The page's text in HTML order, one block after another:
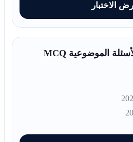
الاختبار
اختبار شامل لجميع الأسئلة الموضوعية MCQ